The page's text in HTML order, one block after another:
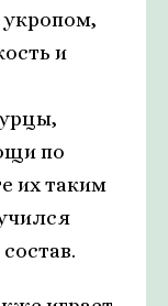
укропом,
и
по
их таким